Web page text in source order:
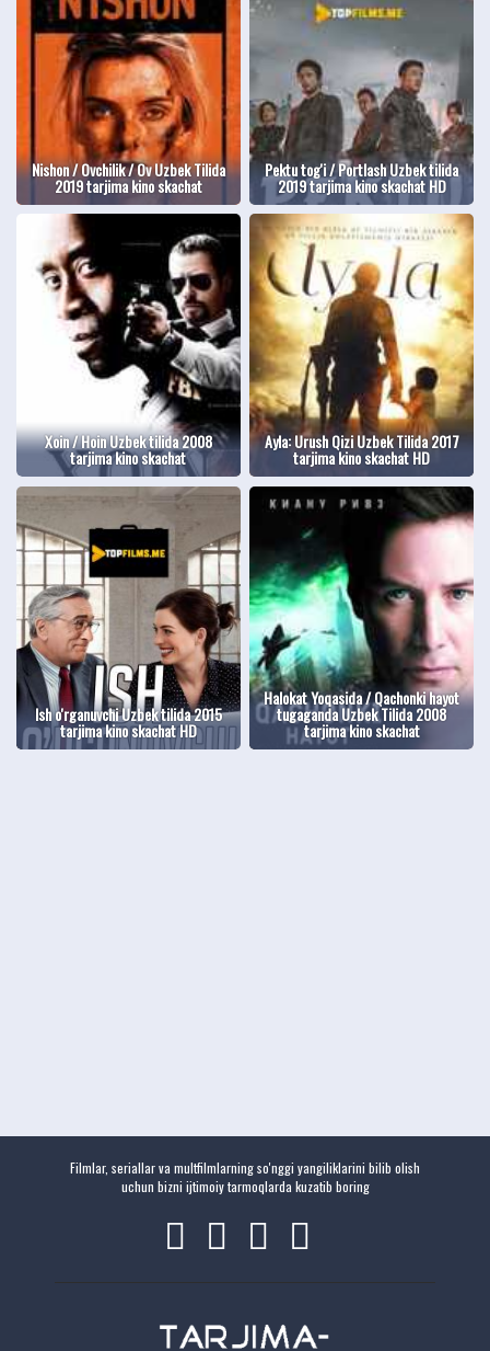
Nishon / Ovchilik / Ov Uzbek Tilida
2019 tarjima kino skachat
Pektu tog'i / Portlash Uzbek tilida
2019 tarjima kino skachat HD
Xoin / Hoin Uzbek tilida 2008
tarjima kino skachat
Ayla: Urush Qizi Uzbek Tilida 2017
tarjima kino skachat HD
Ish o'rganuvchi Uzbek tilida 2015
tarjima kino skachat HD
Halokat Yoqasida / Qachonki hayot
tugaganda Uzbek Tilida 2008
tarjima kino skachat
Filmlar, seriallar va multfilmlarning so'nggi yangiliklarini bilib olish
uchun bizni ijtimoiy tarmoqlarda kuzatib boring